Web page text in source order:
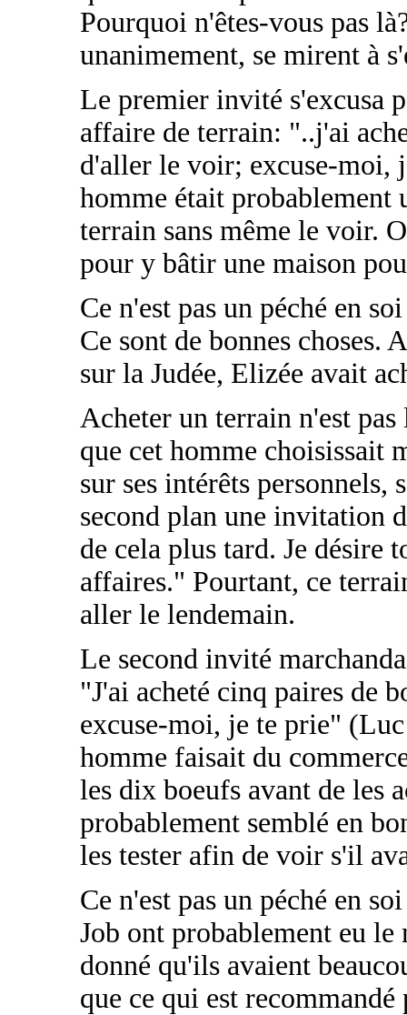
Pourquoi n'êtes-vous pas
unanimement, se mirent à
Le premier invité s'excusa
affaire de terrain: "..j'ai
d'aller le voir; excuse-moi,
homme était probablement
terrain sans même le voir.
pour y bâtir une maison
Ce n'est pas un péché en
Ce sont de bonnes choses.
sur la Judée, Elizée avait
Acheter un terrain n'est
que cet homme choisissait
sur ses intérêts
second plan une invitation
de cela plus tard. Je désire
affaires." Pourtant, ce
aller le lendemain.
Le second invité
"J'ai acheté cinq paires de
excuse-moi, je te prie"
homme faisait du
les dix boeufs avant de les
probablement semblé en
les tester afin de voir s'il
Ce n'est pas un péché en
Job ont probablement eu le
donné qu'ils avaient
que ce qui est